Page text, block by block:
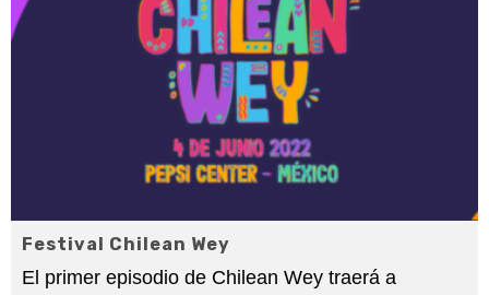
Festival Chilean Wey
El primer episodio de Chilean Wey traerá a